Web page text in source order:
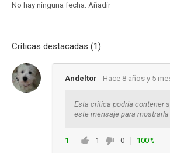
No hay ninguna fecha. Añadir
Críticas destacadas (1)
Andeltor Hace 8 años y 5
Esta crítica podría contener
este mensaje para mostrarla
1 1 0
100%